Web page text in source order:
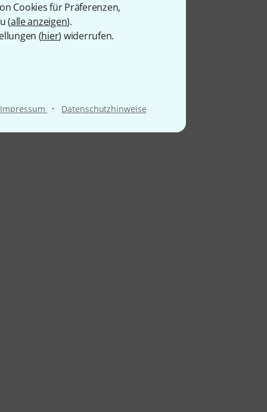
Cookies für Präferenzen,
(alle anzeigen).
(hier) widerrufen.
Impressum · Datenschutzhinweise